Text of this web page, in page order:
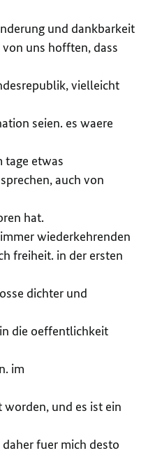
und dankbarkeit
uns hofften, dass
vielleicht
seien. es waere
tage etwas
auch von
hat.
wiederkehrenden
freiheit. in der ersten
dichter und
die oeffentlichkeit
im
und es ist ein
fuer mich desto